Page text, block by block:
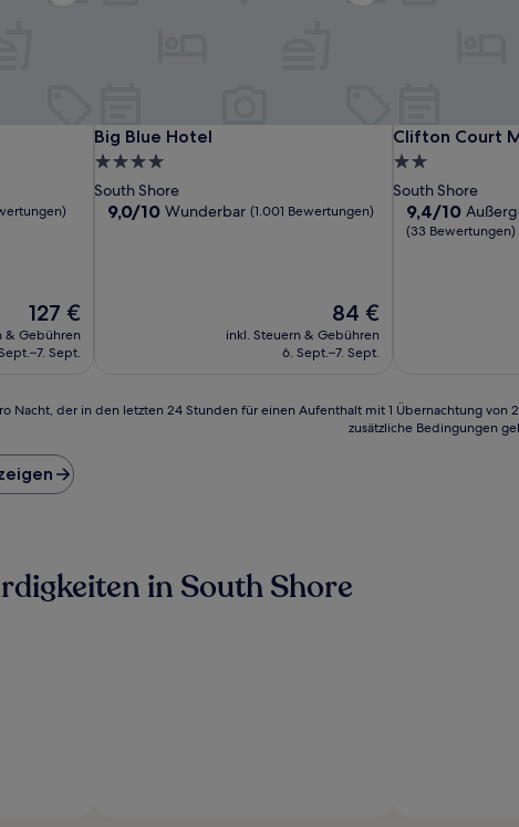
Der
Preis
beträgt
127 €
& Gebühren
Sept.
Big Blue Hotel
Big Blue Hotel
4.0-
Sterne-
Unterkunft
South Shore
9.0
9,0/10 Wunderbar (1.001 Bewertungen)
Der
Preis
beträgt
84 €
inkl. Steuern & Gebühren
6. Sept.–7. Sept.
Clifton Court
Clifton Court
2.0-
Sterne-
Unterkunft
South Shore
9.4
von
9,4/10
(33 Bewertungen)
Nacht, der in den letzten 24 Stunden für einen Aufenthalt mit 1 Übernachtung
zusätzliche Bedingungen
in South Shore